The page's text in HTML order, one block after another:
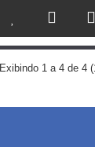
Exibindo 1 a 4 de 4